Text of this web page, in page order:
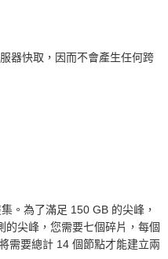
器快取，因而不會產生任何跨
。為了滿足 150 GB 的尖峰，
的尖峰，您需要七個碎片，每個
需要總計 14 個節點才能建立兩